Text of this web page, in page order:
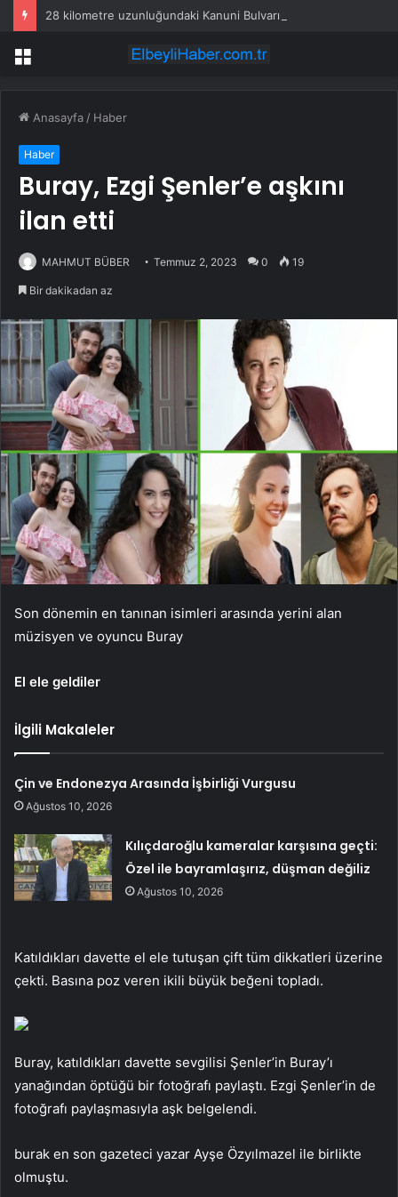
Menü
Anasayfa / Haber
Haber
Buray, Ezgi Şenler’e aşkını
ilan etti
MAHMUT BÜBER Temmuz 2, 2023 0 19
Bir dakikadan az
Son dönemin en tanınan isimleri arasında yerini alan
müzisyen ve oyuncu Buray
El ele geldiler
İlgili Makaleler
Çin ve Endonezya Arasında İşbirliği Vurgusu
Ağustos 10, 2026
Kılıçdaroğlu kameralar karşısına geçti:
Özel ile bayramlaşırız, düşman değiliz
Ağustos 10, 2026
Katıldıkları davette el ele tutuşan çift tüm dikkatleri üzerine
çekti. Basına poz veren ikili büyük beğeni topladı.
Buray, katıldıkları davette sevgilisi Şenler’in Buray’ı
yanağından öptüğü bir fotoğrafı paylaştı. Ezgi Şenler’in de
fotoğrafı paylaşmasıyla aşk belgelendi.
burak en son gazeteci yazar Ayşe Özyılmazel ile birlikte
olmuştu.